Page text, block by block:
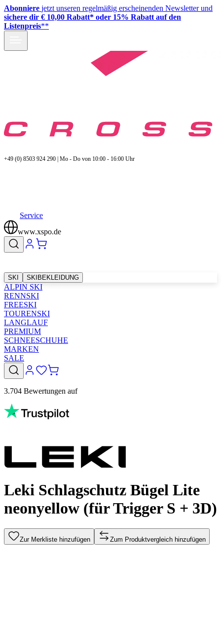
Abonniere jetzt unseren regelmäßig erscheinenden Newsletter und
sichere dir € 10,00 Rabatt* oder 15% Rabatt auf den
Listenpreis**
+49 (0) 8503 924 290 | Mo - Do von 10:00 - 16:00 Uhr
Service
www.xspo.de
SKI SKIBEKLEIDUNG
ALPIN SKI
RENNSKI
FREESKI
TOURENSKI
LANGLAUF
PREMIUM
SCHNEESCHUHE
MARKEN
SALE
3.704 Bewertungen auf
Leki Schlagschutz Bügel Lite
neonyellow (für Trigger S + 3D)
Zur Merkliste hinzufügen Zum Produktvergleich hinzufügen